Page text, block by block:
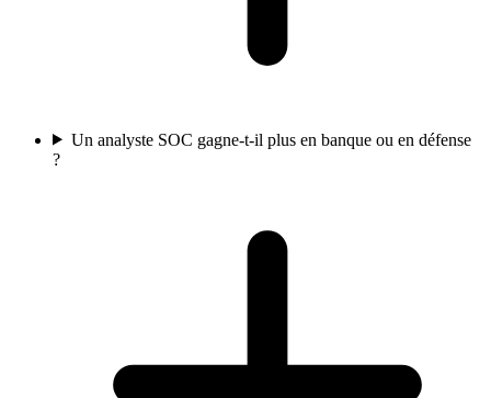
Un analyste SOC gagne-t-il plus en banque ou en défense
?